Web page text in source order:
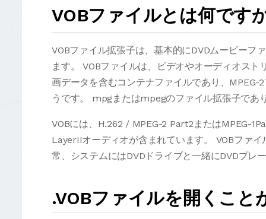
VOBファイルとは何です
VOBファイル拡張子は、基本的にDVDムービーフ
ます。 VOBファイルは、ビデオやオーディオス
画データを含むコンテナファイルであり、
うです。 mpgまたはmpegのファイル拡張子であ
VOBには、H.262 / MPEG-2 Part2またはMPEG-
LayerIIオーディオが含まれています。 VOBファ
常、システムにはDVDドライブと一緒にDVDプレ
.VOBファイルを開くこと